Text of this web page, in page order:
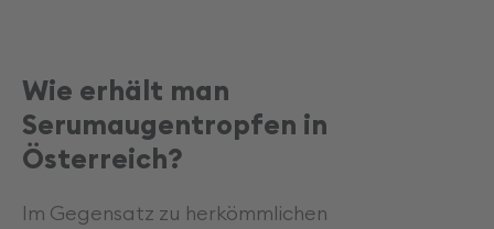
Wie erhält man
Serumaugentropfen in
Österreich?
Im Gegensatz zu herkömmlichen